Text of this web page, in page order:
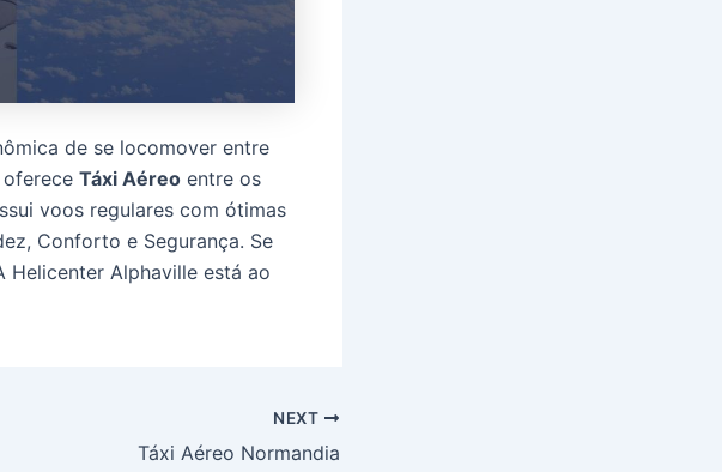
de se locomover entre
Táxi Aéreo entre os
voos regulares com ótimas
Conforto e Segurança. Se
Helicenter Alphaville está ao
NEXT
Táxi Aéreo Normandia